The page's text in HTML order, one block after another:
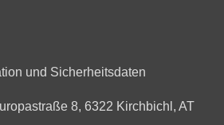
und Sicherheitsdaten
8, 6322 Kirchbichl, AT